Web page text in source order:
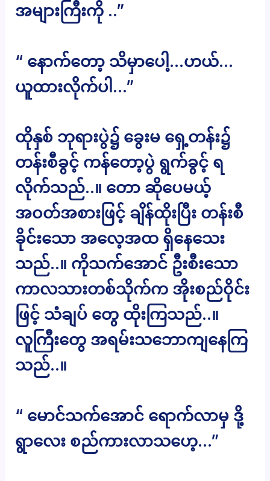
အများကြီးကို ..”
“ နောက်တော့ သိမှာပေါ့…ဟယ်…
ယူထားလိုက်ပါ…”
ထိုနှစ် ဘုရားပွဲ၌ ခွေးမ ရှေ့တန်း၌
တန်းစီခွင့် ကန်တော့ပွဲ ရွက်ခွင့် ရ
လိုက်သည်..။ တော ဆိုပေမယ့်
အဝတ်အစားဖြင့် ချိန်ထိုးပြီး တန်းစီ
ခိုင်းသော အလေ့အထ ရှိနေသေး
သည်..။ ကိုသက်အောင် ဦးစီးသော
ကာလသားတစ်သိုက်က အိုးစည်ဝိုင်း
ဖြင့် သံချပ် တွေ ထိုးကြသည်..။
လူကြီးတွေ အရမ်းသဘောကျနေကြ
သည်..။
“ မောင်သက်အောင် ရောက်လာမှ ဒို့
ရွာလေး စည်ကားလာသဟေ့…”